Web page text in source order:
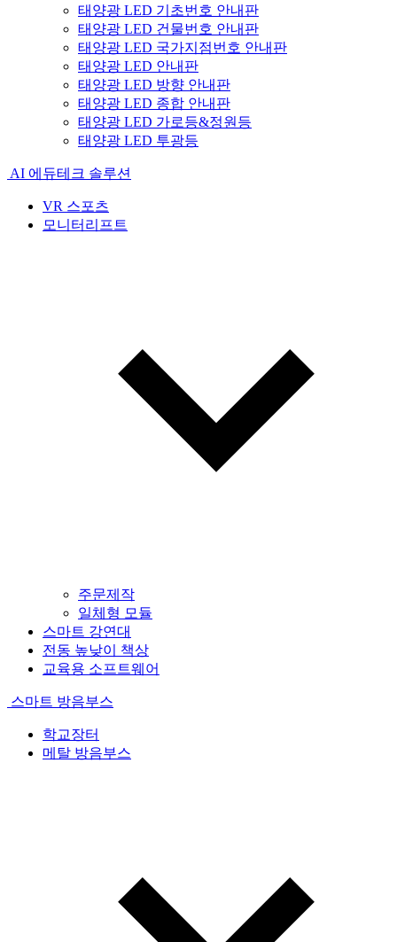
태양광 LED 기초번호 안내판
태양광 LED 건물번호 안내판
태양광 LED 국가지점번호 안내판
태양광 LED 안내판
태양광 LED 방향 안내판
태양광 LED 종합 안내판
태양광 LED 가로등&정원등
태양광 LED 투광등
AI 에듀테크 솔루션
VR 스포츠
모니터리프트
주문제작
일체형 모듈
스마트 강연대
전동 높낮이 책상
교육용 소프트웨어
스마트 방음부스
학교장터
메탈 방음부스